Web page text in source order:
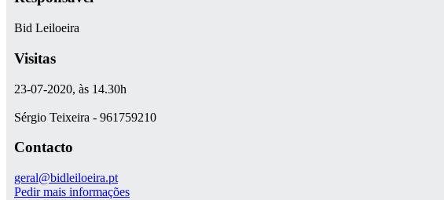
Bid Leiloeira
Visitas
23-07-2020, às 14.30h
Sérgio Teixeira - 961759210
Contacto
geral@bidleiloeira.pt
Pedir mais informações